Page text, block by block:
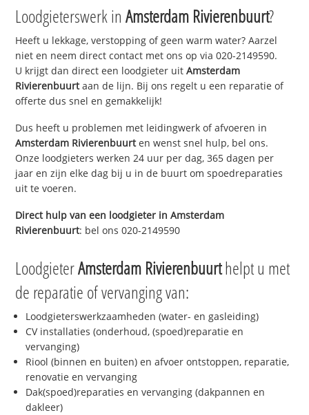
Loodgieterswerk inAmsterdam Rivierenbuurt?
Heeft u lekkage, verstopping of geen warm water? Aarzel
niet en neem direct contact met ons op via 020-2149590.
U krijgt dan direct een loodgieter uitAmsterdam
Rivierenbuurtaan de lijn. Bij ons regelt u een reparatie of
offerte dus snel en gemakkelijk!
Dus heeft u problemen met leidingwerk of afvoeren in
Amsterdam Rivierenbuurten wenst snel hulp, bel ons.
Onze loodgieters werken 24 uur per dag, 365 dagen per
jaar en zijn elke dag bij u in de buurt om spoedreparaties
uit te voeren.
Direct hulp van een loodgieter inAmsterdam
Rivierenbuurt: bel ons 020-2149590
LoodgieterAmsterdam Rivierenbuurthelpt u met
de reparatie of vervanging van:
Loodgieterswerkzaamheden (water- en gasleiding)
CV installaties (onderhoud, (spoed)reparatie en
vervanging)
Riool (binnen en buiten) en afvoer ontstoppen, reparatie,
renovatie en vervanging
Dak(spoed)reparaties en vervanging (dakpannen en
dakleer)